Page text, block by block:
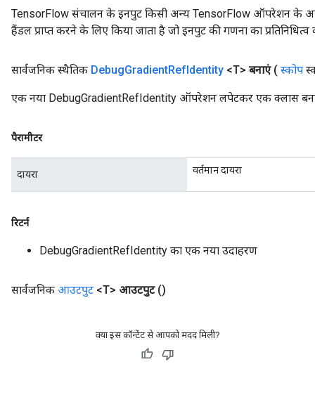
TensorFlow संचालन के इनपुट किसी अन्य TensorFlow ऑपरेशन के
हैंडल प्राप्त करने के लिए किया जाता है जो इनपुट की गणना का प्रतिनिधित्व
सार्वजनिक स्थैतिक DebugGradientRefIdentity <T> बनाएं ( स्कोप
एक नया DebugGradientRefIdentity ऑपरेशन लपेटकर एक क्लास
पैरामीटर
दायरा वर्तमान दायरा
रिटर्न
DebugGradientRefIdentity का एक नया उदाहरण
सार्वजनिक आउटपुट <T> आउटपुट ()
क्या इस कॉन्टेंट से आपको मदद मिली?